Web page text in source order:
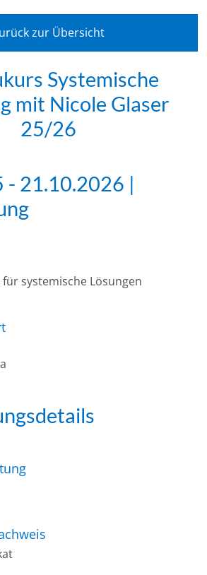
zur Übersicht
Systemische
mit Nicole Glaser
25/26
- 21.10.2026 |
systemische Lösungen